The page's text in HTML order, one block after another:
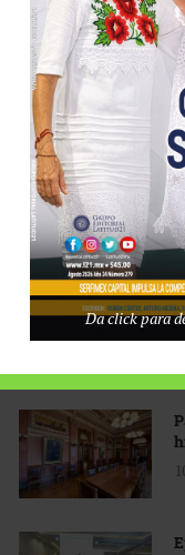
Tecnológico de
3 agosto, 2026
Da click para